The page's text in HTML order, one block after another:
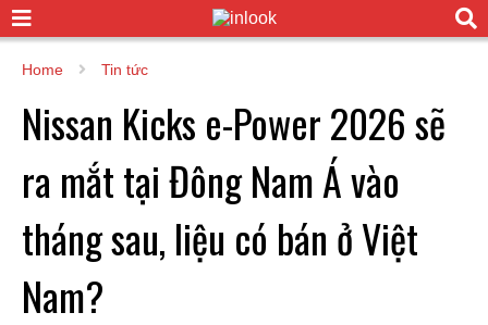
Home Tin tức
Nissan Kicks e-Power 2026 sẽ
ra mắt tại Đông Nam Á vào
tháng sau, liệu có bán ở Việt
Nam?